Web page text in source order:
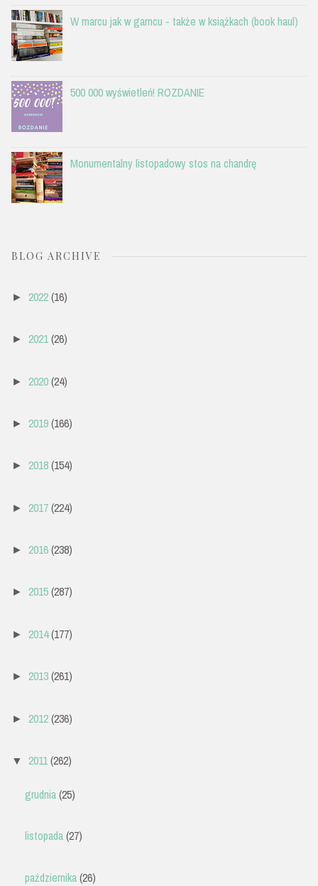
W marcu jak w garncu - także w książkach (book haul)
500 000 wyświetleń! ROZDANIE
Monumentalny listopadowy stos na chandrę
BLOG ARCHIVE
► 2022(16)
► 2021(26)
► 2020(24)
► 2019(166)
► 2018(154)
► 2017(224)
► 2016(238)
► 2015(287)
► 2014(177)
► 2013(261)
► 2012(236)
▼ 2011(262)
grudnia(25)
listopada(27)
października(26)